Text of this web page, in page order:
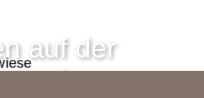
auf der